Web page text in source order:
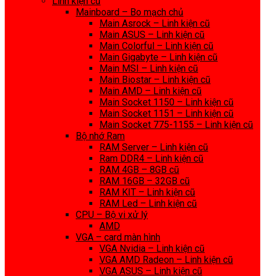
Mainboard – Bo mạch chủ
Main Asrock – Linh kiện cũ
Main ASUS – Linh kiện cũ
Main Colorful – Linh kiện cũ
Main Gigabyte – Linh kiện cũ
Main MSI – Linh kiện cũ
Main Biostar – Linh kiện cũ
Main AMD – Linh kiện cũ
Main Socket 1150 – Linh kiện cũ
Main Socket 1151 – Linh kiện cũ
Main Socket 775-1155 – Linh kiện cũ
Bộ nhớ Ram
RAM Server – Linh kiện cũ
Ram DDR4 – Linh kiện cũ
RAM 4GB – 8GB cũ
RAM 16GB – 32GB cũ
RAM KIT – Linh kiện cũ
RAM Led – Linh kiện cũ
CPU – Bộ vi xử lý
AMD
VGA – card màn hình
VGA Nvidia – Linh kiện cũ
VGA AMD Radeon – Linh kiện cũ
VGA ASUS – Linh kiện cũ